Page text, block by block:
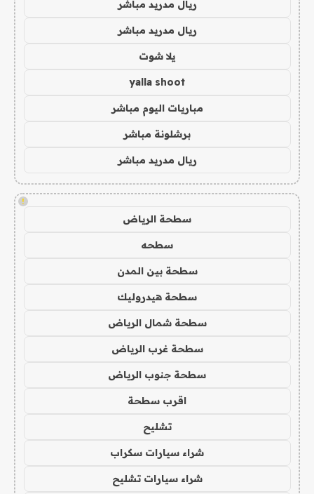
ريال مدريد مباشر
ريال مدريد مباشر
يلا شوت
yalla shoot
مباريات اليوم مباشر
برشلونة مباشر
ريال مدريد مباشر
!
سطحة الرياض
سطحه
سطحة بين المدن
سطحة هيدروليك
سطحة شمال الرياض
سطحة غرب الرياض
سطحة جنوب الرياض
اقرب سطحة
تشليح
شراء سيارات سكراب
شراء سيارات تشليح